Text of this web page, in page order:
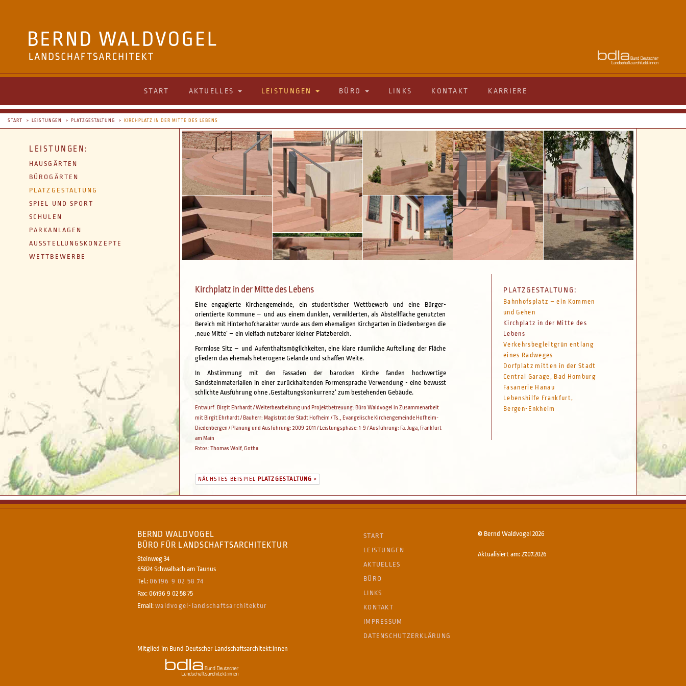
START AKTUELLES LEISTUNGEN BÜRO LINKS KONTAKT KARRIERE
START LEISTUNGEN PLATZGESTALTUNG KIRCHPLATZ IN DER MITTE DES LEBENS
LEISTUNGEN:
HAUSGÄRTEN
BÜROGÄRTEN
PLATZGESTALTUNG
SPIEL UND SPORT
SCHULEN
PARKANLAGEN
AUSSTELLUNGSKONZEPTE
WETTBEWERBE
Kirchplatz in der Mitte des Lebens
Eine engagierte Kirchengemeinde, ein studentischer Wettbewerb und eine Bürger-
orientierte Kommune – und aus einem dunklen, verwilderten, als Abstellfläche genutzten
Bereich mit Hinterhofcharakter wurde aus dem ehemaligen Kirchgarten in Diedenbergen die
‚neue Mitte‘ – ein vielfach nutzbarer kleiner Platzbereich.
Formlose Sitz – und Aufenthaltsmöglichkeiten, eine klare räumliche Aufteilung der Fläche
gliedern das ehemals heterogene Gelände und schaffen Weite.
In Abstimmung mit den Fassaden der barocken Kirche fanden hochwertige
Sandsteinmaterialien in einer zurückhaltenden Formensprache Verwendung - eine bewusst
schlichte Ausführung ohne ‚Gestaltungskonkurrenz‘ zum bestehenden Gebäude.
Entwurf: Birgit Ehrhardt / Weiterbearbeitung und Projektbetreuung: Büro Waldvogel in Zusammenarbeit
mit Birgit Ehrhardt / Bauherr: Magistrat der Stadt Hofheim / Ts., Evangelische Kirchengemeinde Hofheim-
Diedenbergen / Planung und Ausführung: 2009-2011 / Leistungsphase: 1-9 / Ausführung: Fa. Juga, Frankfurt
am Main
Fotos: Thomas Wolf, Gotha
NÄCHSTES BEISPIEL PLATZGESTALTUNG >
PLATZGESTALTUNG:
Bahnhofsplatz – ein Kommen
und Gehen
Kirchplatz in der Mitte des
Lebens
Verkehrsbegleitgrün entlang
eines Radweges
Dorfplatz mitten in der Stadt
Central Garage, Bad Homburg
Fasanerie Hanau
Lebenshilfe Frankfurt,
Bergen-Enkheim
BERND WALDVOGEL
BÜRO FÜR LANDSCHAFTSARCHITEKTUR
Steinweg 34
65824 Schwalbach am Taunus
Tel.: 06196 9 02 58 74
Fax: 06196 9 02 58 75
Email: waldvogel-landschaftsarchitektur
Mitglied im Bund Deutscher Landschaftsarchitekt:innen
START
LEISTUNGEN
AKTUELLES
BÜRO
LINKS
KONTAKT
IMPRESSUM
DATENSCHUTZERKLÄRUNG
© Bernd Waldvogel 2026
Aktualisiert am: 27.07.2026